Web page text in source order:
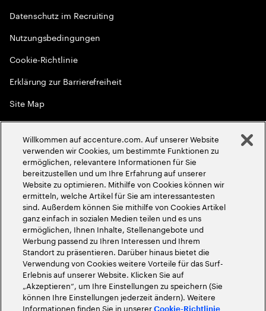
Datenschutz im Recruiting
Nutzungsbedingungen
Cookie-Richtlinie
Erklärung zur Barrierefreiheit
Site Map
Globale Meritokratie
2026Accenture. Alle Rechte vorbehalten
Willkommen auf accenture.com. Auf unserer Website
verwenden wir Cookies, um bestimmte Funktionen zu
ermöglichen, relevantere Informationen für Sie
bereitzustellen und um Ihre Erfahrung auf unserer
Website zu optimieren. Mithilfe von Cookies können wir
ermitteln, welche Artikel für Sie am interessantesten
sind. Außerdem können Sie mithilfe von Cookies Artikel
ganz einfach in sozialen Medien teilen und es uns
ermöglichen, Ihnen Inhalte, Stellenangebote und
Werbung passend zu Ihren Interessen und Ihrem
Standort zu präsentieren. Darüber hinaus bietet die
Verwendung von Cookies weitere Vorteile für das Surf-
Erlebnis auf unserer Website. Klicken Sie auf
„Akzeptieren“, um Ihre Einstellungen zu speichern (Sie
können Ihre Einstellungen jederzeit ändern). Weitere
Informationen finden Sie in unsererCookie-Richtlinie